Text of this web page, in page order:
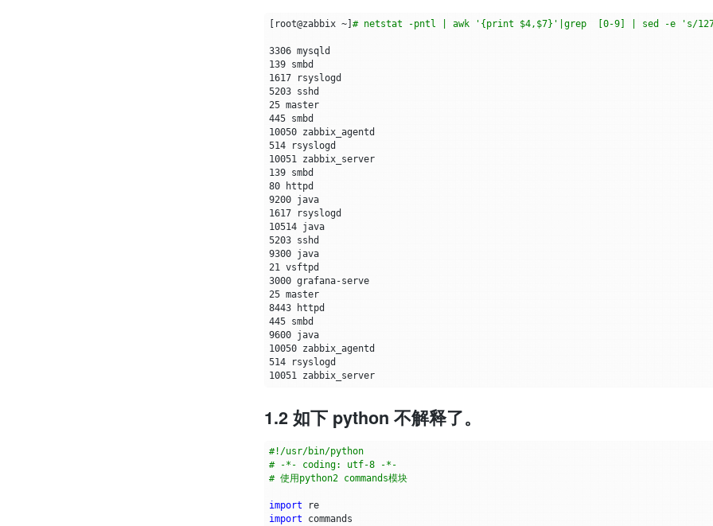
[ root@zabbix ~] # netstat -pntl | awk '{print $4,$7}'|grep  [0-9] | sed -e
3306
139
1617
5203
25
master
445
10050
514
10051
zabbix_server
139
80
9200
java
1617
10514
java
5203
9300
java
21
3000
grafana-serve
25
master
8443
445
9600
java
10050
514
10051
zabbix_server
1.2 如下 python 不解释了。
#!/usr/bin/python
# -*- coding: utf-8 -*-
# 使用python2 commands模块
import
re
import
commands